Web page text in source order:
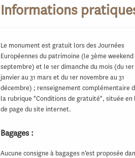
Informations
Le monument est gratuit lors des Journées
Européennes du patrimoine (le 3ème weekend
septembre) et le 1er dimanche du mois (du 1er
janvier au 31 mars et du 1er novembre au 31
décembre) ; renseignement complémentaire
la rubrique "Conditions de gratuité", située en
de page du site internet.
Bagages :
Aucune consigne à bagages n’est proposée